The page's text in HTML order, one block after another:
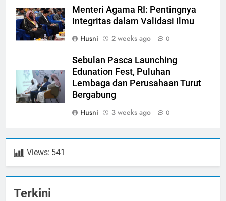
Menteri Agama RI: Pentingnya
Integritas dalam Validasi Ilmu
Husni
2 weeks ago 0
Sebulan Pasca Launching
Edunation Fest, Puluhan
Lembaga dan Perusahaan Turut
Bergabung
Husni
3 weeks ago 0
Views: 541
Terkini